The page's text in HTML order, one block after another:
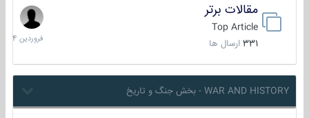
مقالات برتر
Top Article
331 ارسال ها
29
فروردین
1404
WAR AND HISTORY - بخش جنگ و تاریخ